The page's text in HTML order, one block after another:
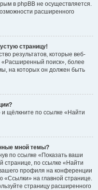
в phpBB не осуществляется.
расширенного
страницу!
результатов, которые веб-
«Расширенный поиск», более
на которых он должен быть
щёлкните по ссылке «Найти
мной темы?
по ссылке «Показать ваши
странице, по ссылке «Найти
профиля на конференции
на главной странице.
страницу расширенного